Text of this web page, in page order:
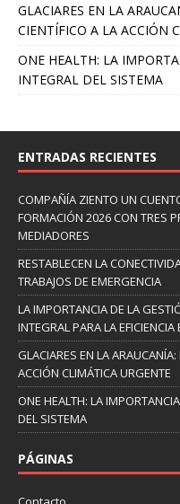
GLACIARES EN LA
CIENTÍFICO A LA ACCIÓN
ONE HEALTH: LA
INTEGRAL DEL SISTEMA
ENTRADAS RECIENTES
COMPAÑÍA ZIENTO UN
FORMACIÓN 2026 CON TRES
MEDIADORES
RESTABLECEN LA
TRABAJOS DE EMERGENCIA
LA IMPORTANCIA DE LA
INTEGRAL PARA LA EFICIENCIA
GLACIARES EN LA
ACCIÓN CLIMÁTICA URGENTE
ONE HEALTH: LA
DEL SISTEMA
PÁGINAS